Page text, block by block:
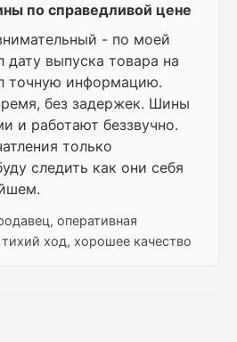
по справедливой цене
- по моей
дату выпуска товара на
точную информацию.
без задержек. Шины
и работают беззвучно.
только
следить как они себя
оперативная
ход, хорошее качество